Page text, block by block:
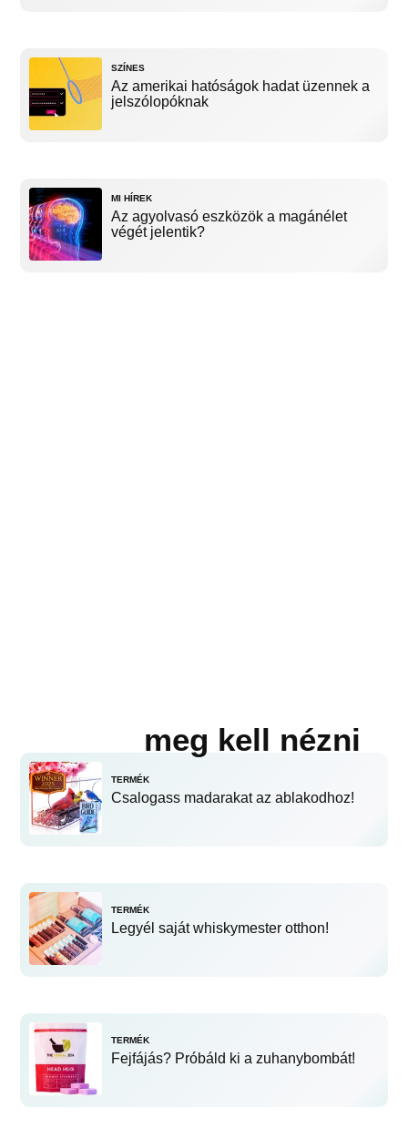
SZÍNES
Az amerikai hatóságok hadat üzennek a
jelszólopóknak
MI HÍREK
Az agyolvasó eszközök a magánélet
végét jelentik?
meg kell nézni
TERMÉK
Csalogass madarakat az ablakodhoz!
TERMÉK
Legyél saját whiskymester otthon!
TERMÉK
Fejfájás? Próbáld ki a zuhanybombát!